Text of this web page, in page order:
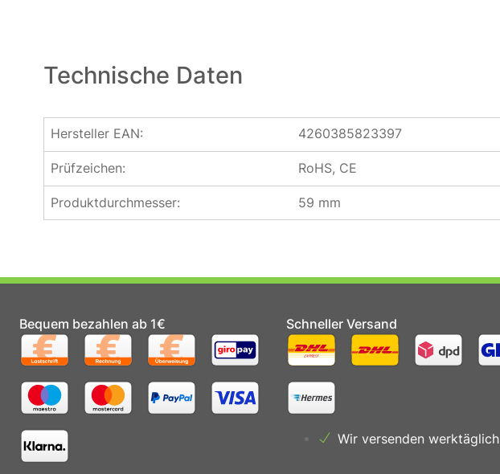
Technische Daten
Hersteller EAN: 4260385823397
Prüfzeichen: RoHS, CE
Produktdurchmesser: 59 mm
Bequem bezahlen ab 1€ Schneller Versand
Wir versenden werktäglich